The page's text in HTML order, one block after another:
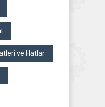
ve Hatlar